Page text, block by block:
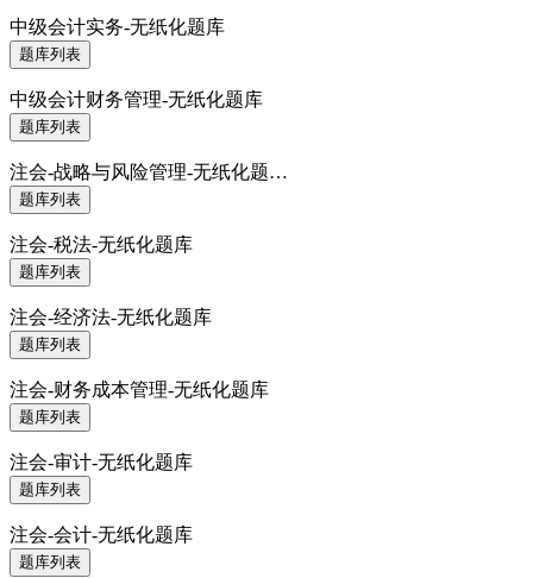
中级会计实务-无纸化题库
题库列表
中级会计财务管理-无纸化题库
题库列表
注会-战略与风险管理-无纸化题…
题库列表
注会-税法-无纸化题库
题库列表
注会-经济法-无纸化题库
题库列表
注会-财务成本管理-无纸化题库
题库列表
注会-审计-无纸化题库
题库列表
注会-会计-无纸化题库
题库列表